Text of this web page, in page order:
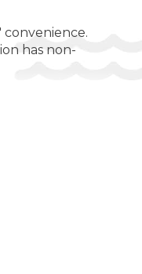
convenience.
has non-